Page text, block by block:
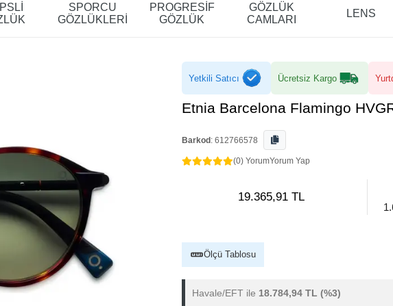
SPORCU
GÖZLÜKLERİ
PROGRESİF
GÖZLÜK
GÖZLÜK
CAMLARI
LENS
Yetkili Satıcı Ücretsiz Kargo
Etnia Barcelona Flamingo
Barkod : 612766578
(0) YorumYorum Yap
19.365,91 TL
Ölçü Tablosu
Havale/EFT ile 18.784,94 TL (%3)